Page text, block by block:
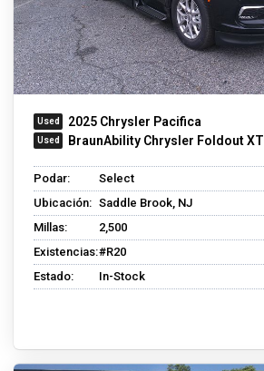
2025 Chrysler Pacifica
BraunAbility Chrysler Foldout XT
Podar:
Select
Ubicación: Saddle Brook, NJ
Millas:
2,500
Existencias:#R20
Estado:
In-Stock